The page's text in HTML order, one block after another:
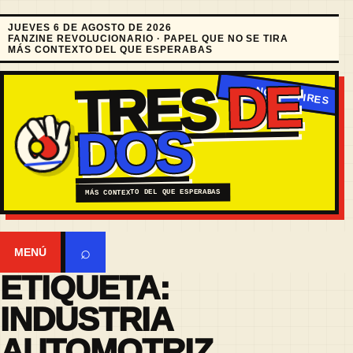
JUEVES 6 DE AGOSTO DE 2026
FANZINE REVOLUCIONARIO · PAPEL QUE NO SE TIRA
MÁS CONTEXTO DEL QUE ESPERABAS
TRESDE
DOS
MÁS CONTEXTO DEL QUE ESPERABAS
MENÚ ⌕
ETIQUETA:
INDUSTRIA